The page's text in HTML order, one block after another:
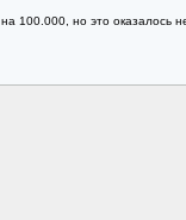
100.000, но это оказалось